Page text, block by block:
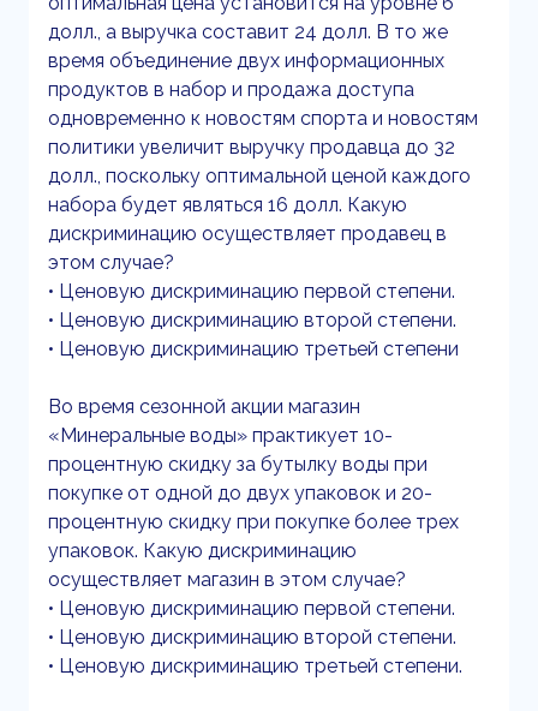
долл., а выручка составит 24 долл. В то же
время объединение двух информационных
продуктов в набор и продажа доступа
одновременно к новостям спорта и новостям
политики увеличит выручку продавца до 32
долл., поскольку оптимальной ценой каждого
набора будет являться 16 долл. Какую
дискриминацию осуществляет продавец в
этом случае?
• Ценовую дискриминацию первой степени.
• Ценовую дискриминацию второй степени.
• Ценовую дискриминацию третьей степени
Во время сезонной акции магазин
«Минеральные воды» практикует 10-
процентную скидку за бутылку воды при
покупке от одной до двух упаковок и 20-
процентную скидку при покупке более трех
упаковок. Какую дискриминацию
осуществляет магазин в этом случае?
• Ценовую дискриминацию первой степени.
• Ценовую дискриминацию второй степени.
• Ценовую дискриминацию третьей степени.